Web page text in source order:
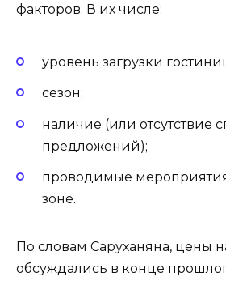
факторов. В их числе:
уровень загрузки
сезон;
наличие (или отсутствие
предложений);
проводимые
зоне.
По словам Саруханяна, цены
обсуждались в конце